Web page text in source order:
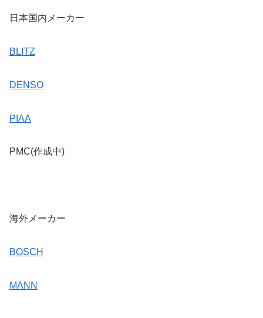
日本国内メーカー
BLITZ
DENSO
PIAA
PMC(作成中)
海外メーカー
BOSCH
MANN